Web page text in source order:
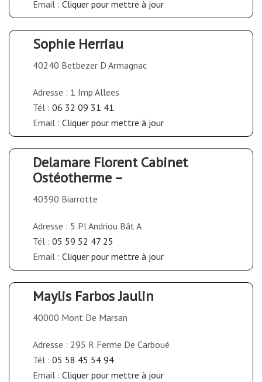
Email : Cliquer pour mettre à jour
Sophie Herriau
40240 Betbezer D Armagnac
Adresse : 1 Imp Allees
Tél : 06 32 09 31 41
Email : Cliquer pour mettre à jour
Delamare Florent Cabinet
Ostéotherme –
40390 Biarrotte
Adresse : 5 Pl Andriou Bât A
Tél : 05 59 52 47 25
Email : Cliquer pour mettre à jour
Maylis Farbos Jaulin
40000 Mont De Marsan
Adresse : 295 R Ferme De Carboué
Tél : 05 58 45 54 94
Email : Cliquer pour mettre à jour